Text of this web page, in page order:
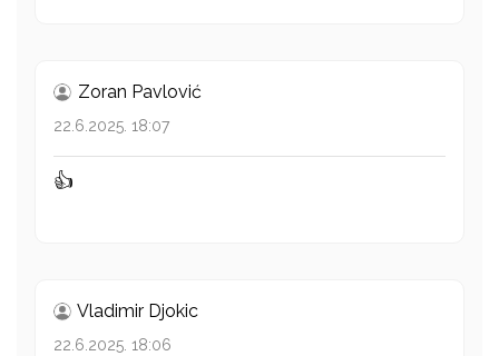
Zoran Pavlović
22.6.2025. 18:07
👍
Vladimir Djokic
22.6.2025. 18:06